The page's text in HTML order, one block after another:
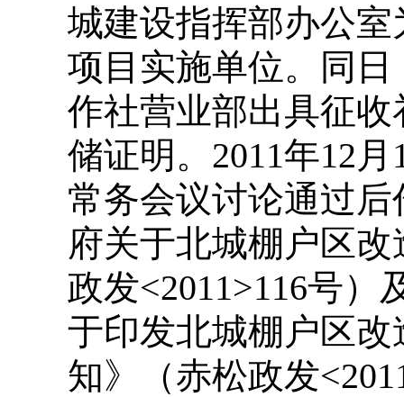
城建设指挥部办公
项目实施单位。同
作社营业部出具征
储证明。2011年12
常务会议讨论通过
府关于北城棚户区
政发<2011>116号）
于印发北城棚户区
知》（赤松政发